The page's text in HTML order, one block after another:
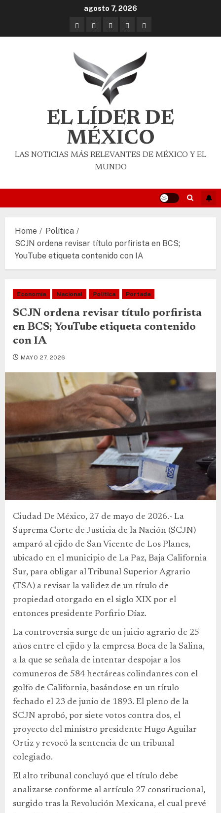
agosto 7, 2026
EL LÍDER DE
MÉXICO
LAS NOTICIAS MÁS RELEVANTES DE MÉXICO Y EL
MUNDO
Home
Política
SCJN ordena revisar título porfirista en BCS;
YouTube etiqueta contenido con IA
Economía Nacional Política Portada
SCJN ordena revisar título porfirista
en BCS; YouTube etiqueta contenido
con IA
MAYO 27, 2026
Ciudad De México, 27 de mayo de 2026.- La
Suprema Corte de Justicia de la Nación (SCJN)
amparó al ejido de San Vicente de Los Planes,
ubicado en el municipio de La Paz, Baja California
Sur, para obligar al Tribunal Superior Agrario
(TSA) a revisar la validez de un título de
propiedad otorgado en el siglo XIX por el
entonces presidente Porfirio Díaz.
La controversia surge de un juicio agrario de 25
años entre el ejido y la empresa Boca de la Salina,
a la que se señala de intentar despojar a los
comuneros de 584 hectáreas colindantes con el
golfo de California, basándose en un título
fechado el 23 de junio de 1893. El pleno de la
SCJN aprobó, por siete votos contra dos, el
proyecto del ministro presidente Hugo Aguilar
Ortiz y revocó la sentencia de un tribunal
colegiado.
El alto tribunal concluyó que el título debe
analizarse conforme al artículo 27 constitucional,
surgido tras la Revolución Mexicana, el cual prevé